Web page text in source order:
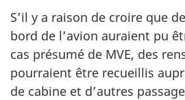
S’il y a raison de croire que
bord de l’avion auraient pu
cas présumé de MVE, des
pourraient être recueillis
de cabine et d’autres